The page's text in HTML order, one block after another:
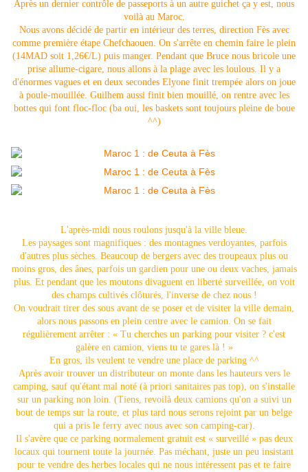
Après un dernier contrôle de passeports à un autre guichet ça y est, nous
voilà au Maroc.
Nous avons décidé de partir en intérieur des terres, direction Fès avec
comme première étape Chefchaouen. On s'arrête en chemin faire le plein
(14MAD soit 1,26€/L) puis manger. Pendant que Bruce nous bricole une
prise allume-cigare, nous allons à la plage avec les loulous. Il y a
d'énormes vagues et en deux secondes Elyone finit trempée alors on joue
à poule-mouillée. Guilhem aussi finit bien mouillé, on rentre avec les
bottes qui font floc-floc (ba oui, les baskets sont toujours pleine de boue
^^)
L'après-midi nous roulons jusqu'à la ville bleue.
Les paysages sont magnifiques : des montagnes verdoyantes, parfois
d'autres plus sèches. Beaucoup de bergers avec des troupeaux plus ou
moins gros, des ânes, parfois un gardien pour une ou deux vaches, jamais
plus. Et pendant que les moutons divaguent en liberté surveillée, on voit
des champs cultivés clôturés, l'inverse de chez nous !
On voudrait tirer des sous avant de se poser et de visiter la ville demain,
alors nous passons en plein centre avec le camion. On se fait
régulièrement arrêter : « Tu cherches un parking pour visiter ? c'est
galère en camion, viens tu te gares là ! »
En gros, ils veulent te vendre une place de parking ^^
Après avoir trouver un distributeur on monte dans les hauteurs vers le
camping, sauf qu'étant mal noté (à priori sanitaires pas top), on s'installe
sur un parking non loin. (Tiens, revoilà deux camions qu'on a suivi un
bout de temps sur la route, et plus tard nous serons rejoint par un belge
qui a pris le ferry avec nous avec son camping-car).
Il s'avère que ce parking normalement gratuit est « surveillé » pas deux
locaux qui tournent toute la journée. Pas méchant, juste un peu insistant
pour te vendre des herbes locales qui ne nous intéressent pas et te faire